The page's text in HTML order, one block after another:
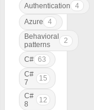
Authentication
4
Azure
4
Behavioral
patterns
2
C# 63
C#
7
15
C#
8
12